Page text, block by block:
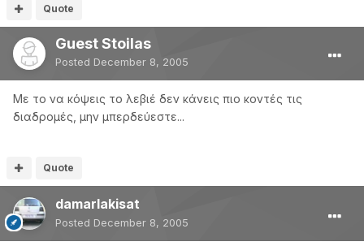
Quote
Guest Stoilas
Posted December 8, 2005
Με το να κόψεις το λεβιέ δεν κάνεις πιο κοντές τις
διαδρομές, μην μπερδεύεστε...
Quote
damarlakisat
Posted December 8, 2005